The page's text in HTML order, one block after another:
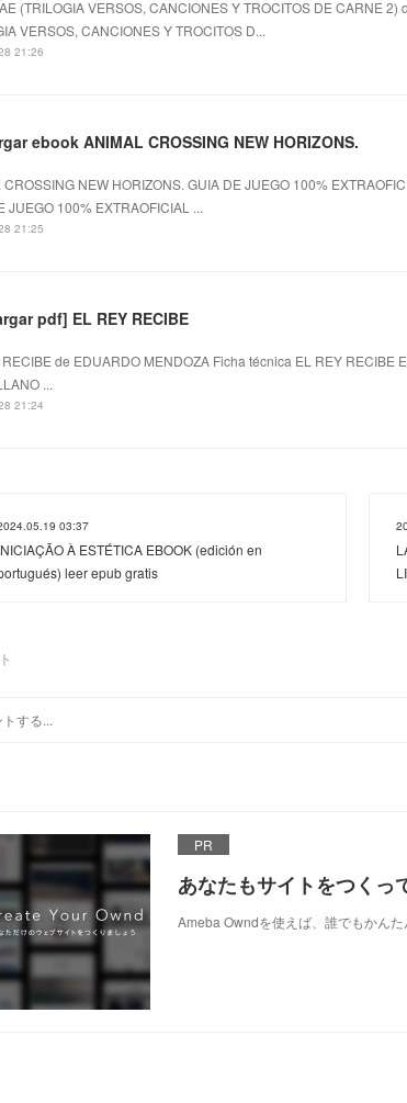
(TRILOGIA VERSOS, CANCIONES Y TROCITOS DE CARNE
VERSOS, CANCIONES Y TROCITOS D...
21:26
ebook ANIMAL CROSSING NEW HORIZONS.
CROSSING NEW HORIZONS. GUIA DE JUEGO 100%
JUEGO 100% EXTRAOFICIAL ...
21:25
pdf] EL REY RECIBE
de EDUARDO MENDOZA Ficha técnica EL REY
...
21:24
03:37
À ESTÉTICA EBOOK (edición en
leer epub gratis
PR
あなたもサイトをつくっ
Ameba Owndを使えば、誰でもかんた